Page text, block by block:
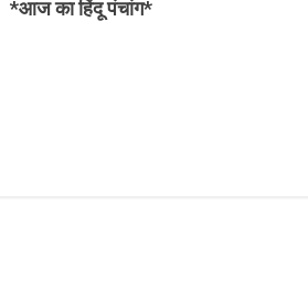
o
*आज का हिंदू पंचांग*